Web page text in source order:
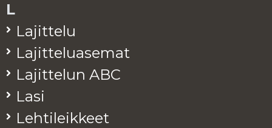
L
La­jit­te­lu
La­jit­te­lua­se­mat
La­jit­te­lun ABC
Lasi
Leh­ti­leik­keet